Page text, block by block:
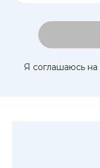
Я соглашаюсь на